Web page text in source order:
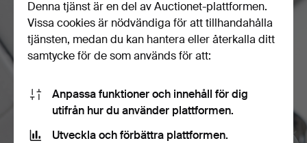
Denna tjänst är en del av Auctionet-plattformen.
Vissa cookies är nödvändiga för att tillhandahålla
tjänsten, medan du kan hantera eller återkalla ditt
samtycke för de som används för att:
Anpassa funktioner och innehåll för dig
utifrån hur du använder plattformen.
Utveckla och förbättra plattformen.